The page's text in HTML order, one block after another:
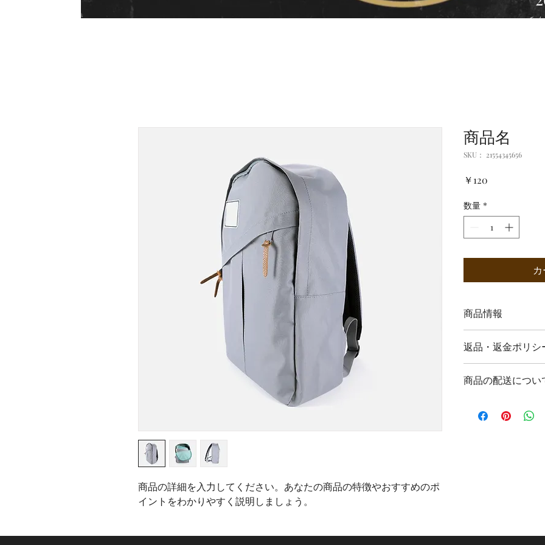
商品の詳細を入力してください。あなたの商品の特徴やおすすめのポ
イントをわかりやすく説明しましょう。
商品名
SKU： 21554345656
￥120
数量 *
商品情報
明に加え、商品の特
しましょう。
返品・返金ポリシ
だけなかった場合の
頼を獲得し、安心し
商品の配送につい
する情報を入力し